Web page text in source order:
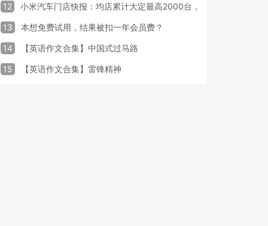
12 小米汽车门店快报：均店累计大定最高2000台，锁单率最高达
13 本想免费试用，结果被扣一年会员费？
14 【英语作文合集】中国式过马路
15 【英语作文合集】雷锋精神